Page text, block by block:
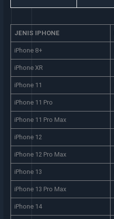
JENIS IPHONE
iPhone 8+
iPhone XR
iPhone 11
iPhone 11 Pro
iPhone 11 Pro Max
iPhone 12
iPhone 12 Pro Max
iPhone 13
iPhone 13 Pro Max
iPhone 14